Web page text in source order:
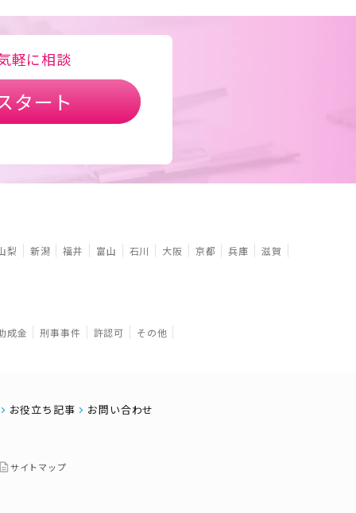
軽に相談
タート
梨 新潟 福井 富山 石川 大阪 京都 兵庫 滋賀
成金 刑事事件 許認可 その他
お役立ち記事 お問い合わせ
サイトマップ